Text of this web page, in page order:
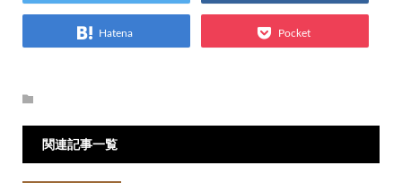
Hatena Pocket
関連記事一覧